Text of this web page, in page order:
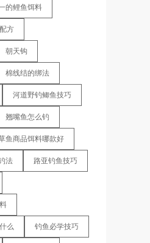
的鲤鱼饵料
方
朝天钩
棉线结的绑法
河道野钓鲫鱼技巧
翘嘴鱼怎么钓
鱼商品饵料哪款好
法 路亚钓鱼技巧
么 钓鱼必学技巧